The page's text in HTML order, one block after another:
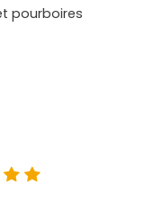
pourboires